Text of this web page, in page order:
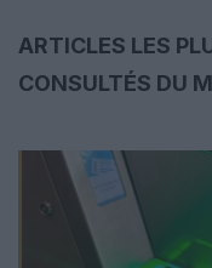
ARTICLES LES
CONSULTÉS DU